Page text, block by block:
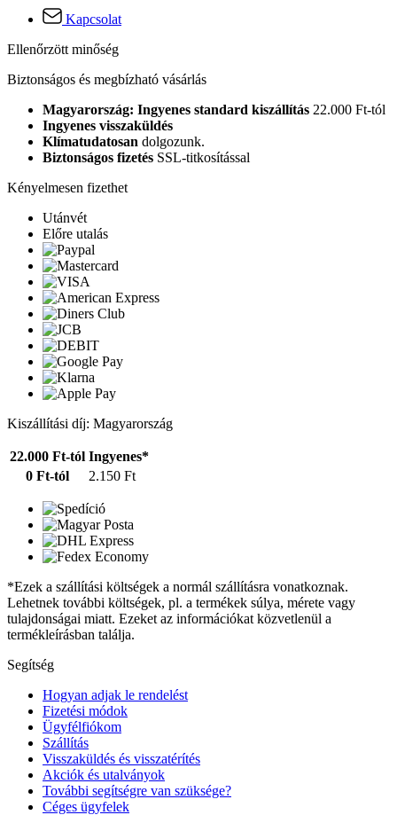
Kapcsolat
Ellenőrzött minőség
Biztonságos és megbízható vásárlás
Magyarország: Ingyenes standard kiszállítás 22.000 Ft-tól
Ingyenes visszaküldés
Klímatudatosan dolgozunk.
Biztonságos fizetés SSL-titkosítással
Kényelmesen fizethet
Utánvét
Előre utalás
Kiszállítási díj: Magyarország
22.000 Ft-tól Ingyenes*
0 Ft-tól
2.150 Ft
*Ezek a szállítási költségek a normál szállításra vonatkoznak.
Lehetnek további költségek, pl. a termékek súlya, mérete vagy
tulajdonságai miatt. Ezeket az információkat közvetlenül a
termékleírásban találja.
Segítség
Hogyan adjak le rendelést
Fizetési módok
Ügyfélfiókom
Szállítás
Visszaküldés és visszatérítés
Akciók és utalványok
További segítségre van szüksége?
Céges ügyfelek